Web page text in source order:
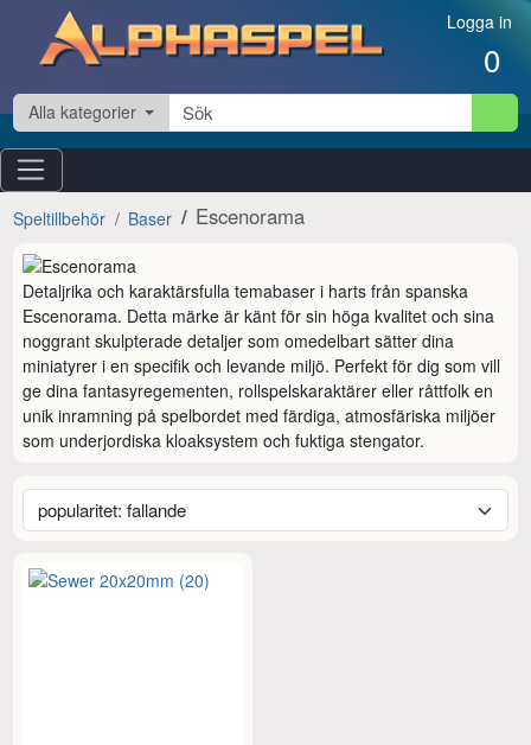
Hoppa till innehåll Logga in
0
Alla kategorier
Speltillbehör Baser Escenorama
Detaljrika och karaktärsfulla temabaser i harts från spanska
Escenorama. Detta märke är känt för sin höga kvalitet och sina
noggrant skulpterade detaljer som omedelbart sätter dina
miniatyrer i en specifik och levande miljö. Perfekt för dig som vill
ge dina fantasyregementen, rollspelskaraktärer eller råttfolk en
unik inramning på spelbordet med färdiga, atmosfäriska miljöer
som underjordiska kloaksystem och fuktiga stengator.